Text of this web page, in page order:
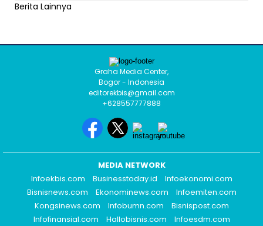
Berita Lainnya
Graha Media Center,
Bogor - Indonesia
editorekbis@gmail.com
+628557777888
MEDIA NETWORK
Infoekbis.com
Businesstoday.id
Infoekonomi.com
Bisnisnews.com
Ekonominews.com
Infoemiten.com
Kongsinews.com
Infobumn.com
Bisnispost.com
Infofinansial.com
Hallobisnis.com
Infoesdm.com